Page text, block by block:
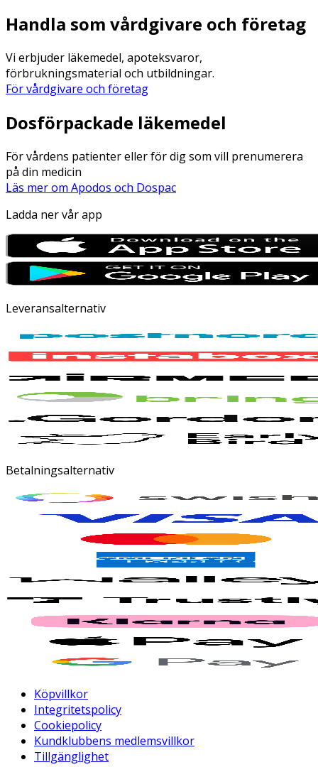
Handla som vårdgivare och företag
Vi erbjuder läkemedel, apoteksvaror,
förbrukningsmaterial och utbildningar.
För vårdgivare och företag
Dosförpackade läkemedel
För vårdens patienter eller för dig som vill prenumerera
på din medicin
Läs mer om Apodos och Dospac
Ladda ner vår app
Leveransalternativ
Betalningsalternativ
Köpvillkor
Integritetspolicy
Cookiepolicy
Kundklubbens medlemsvillkor
Tillgänglighet